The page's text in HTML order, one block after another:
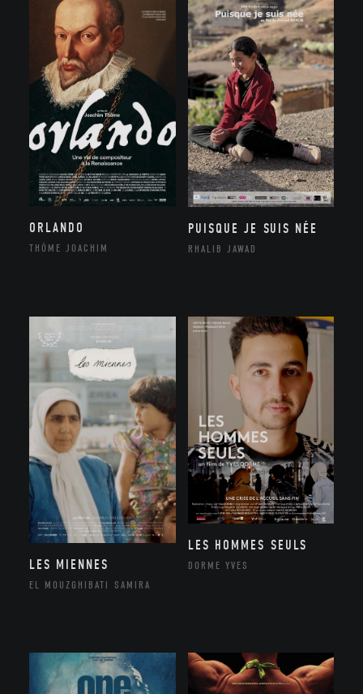
ORLANDO
THÔME JOACHIM
PUISQUE JE SUIS NÉE
RHALIB JAWAD
LES MIENNES
EL MOUZGHIBATI SAMIRA
LES HOMMES SEULS
DORME YVES